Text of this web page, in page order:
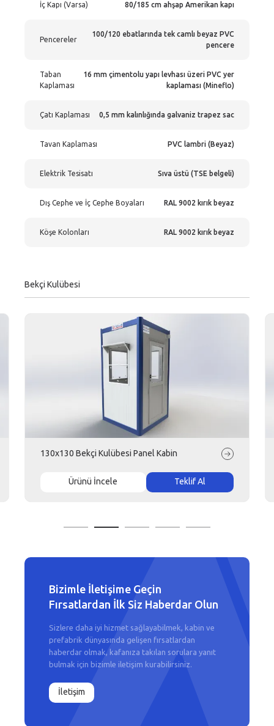
İç Kapı (Varsa) 80/185 cm ahşap Amerikan kapı
Pencereler
100/120 ebatlarında tek camlı beyaz PVC
pencere
Taban
Kaplaması
16 mm çimentolu yapı levhası üzeri PVC yer
kaplaması (Mineflo)
Çatı Kaplaması 0,5 mm kalınlığında galvaniz trapez sac
Tavan Kaplaması PVC lambri (Beyaz)
Elektrik Tesisatı Sıva üstü (TSE belgeli)
Dış Cephe ve İç Cephe Boyaları RAL 9002 kırık beyaz
Köşe Kolonları RAL 9002 kırık beyaz
Bekçi Kulübesi
130x130 Bekçi Kulübesi Panel Kabin
Ürünü İncele Teklif Al
Bizimle İletişime Geçin
Fırsatlardan İlk Siz Haberdar Olun
Sizlere daha iyi hizmet sağlayabilmek, kabin ve
prefabrik dünyasında gelişen fırsatlardan
haberdar olmak, kafanıza takılan sorulara yanıt
bulmak için bizimle iletişim kurabilirsiniz.
İletişim